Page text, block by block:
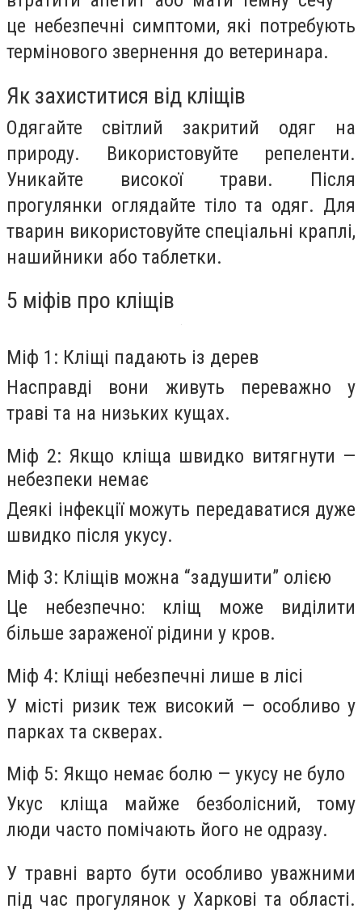
це небезпечні симптоми, які потребують
термінового звернення до ветеринара.
Як захиститися від кліщів
Одягайте світлий закритий одяг на
природу. Використовуйте репеленти.
Уникайте високої трави. Після
прогулянки оглядайте тіло та одяг. Для
тварин використовуйте спеціальні краплі,
нашийники або таблетки.
5 міфів про кліщів
Міф 1: Кліщі падають із дерев
Насправді вони живуть переважно у
траві та на низьких кущах.
Міф 2: Якщо кліща швидко витягнути —
небезпеки немає
Деякі інфекції можуть передаватися дуже
швидко після укусу.
Міф 3: Кліщів можна “задушити” олією
Це небезпечно: кліщ може виділити
більше зараженої рідини у кров.
Міф 4: Кліщі небезпечні лише в лісі
У місті ризик теж високий — особливо у
парках та скверах.
Міф 5: Якщо немає болю — укусу не було
Укус кліща майже безболісний, тому
люди часто помічають його не одразу.
У травні варто бути особливо уважними
під час прогулянок у Харкові та області.